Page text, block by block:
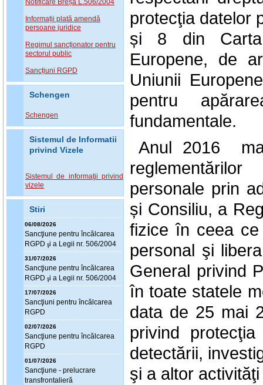
Notificare Breșă L.506/2004
Informații plată amendă
persoane juridice
Regimul sancționator pentru
sectorul public
Sancțiuni RGPD
Schengen
Schengen
Sistemul de Informatii
privind Vizele
Sistemul de informaţii privind
vizele
Stiri
06/08/2026
Sancţiune pentru încălcarea
RGPD şi a Legii nr. 506/2004
31/07/2026
Sancţiune pentru încălcarea
RGPD şi a Legii nr. 506/2004
17/07/2026
Sancţiuni pentru încălcarea
RGPD
02/07/2026
Sancţiune pentru încălcarea
RGPD
01/07/2026
Sancţiune - prelucrare
transfrontalieră
protecţia datelor
și 8 din Carta
Europene, de
Uniunii
pentru
fundamentale.
Anul 2016
personale prin
și Consiliu, a
fizice în ceea
personal şi
General privind
în toate statele
data de 25 mai
privind
detectării,
şi a altor